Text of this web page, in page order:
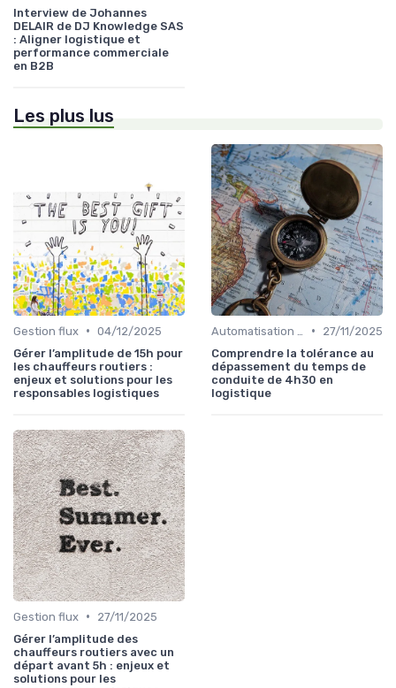
Interview de Johannes
DELAIR de DJ Knowledge SAS
: Aligner logistique et
performance commerciale
en B2B
Les plus lus
Gestion flux • 04/12/2025
Gérer l’amplitude de 15h pour
les chauffeurs routiers :
enjeux et solutions pour les
responsables logistiques
•
27/11/2025
Comprendre la tolérance au
dépassement du temps de
conduite de 4h30 en
logistique
Gestion flux •
27/11/2025
Gérer l’amplitude des
chauffeurs routiers avec un
départ avant 5h : enjeux et
solutions pour les